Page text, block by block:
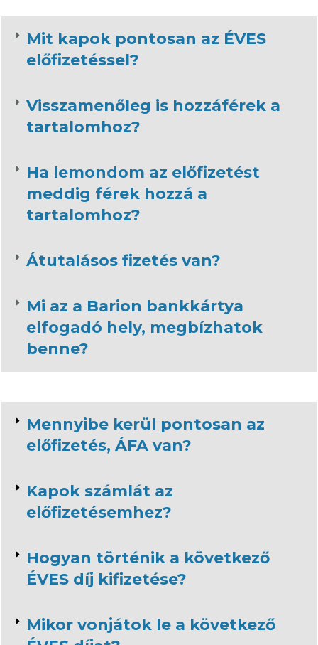
Mit kapok pontosan az ÉVES
előfizetéssel?
Visszamenőleg is hozzáférek a
tartalomhoz?
Ha lemondom az előfizetést
meddig férek hozzá a
tartalomhoz?
Átutalásos fizetés van?
Mi az a Barion bankkártya
elfogadó hely, megbízhatok
benne?
Mennyibe kerül pontosan az
előfizetés, ÁFA van?
Kapok számlát az
előfizetésemhez?
Hogyan történik a következő
ÉVES díj kifizetése?
Mikor vonjátok le a következő